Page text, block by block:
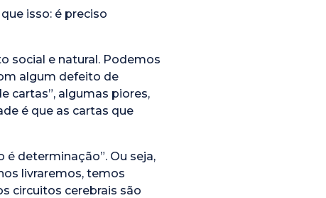
isso: é preciso
social e natural. Podemos
algum defeito de
cartas”, algumas piores,
é que as cartas que
determinação”. Ou seja,
livraremos, temos
circuitos cerebrais são